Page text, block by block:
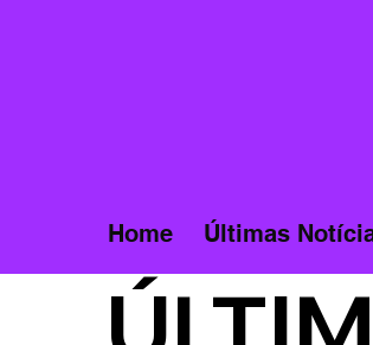
Home Últimas